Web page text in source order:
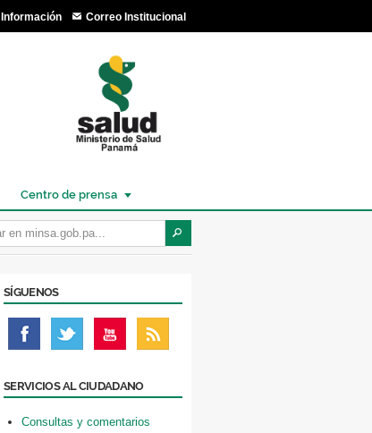
Correo Institucional
Centro de prensa
SÍGUENOS
SERVICIOS AL CIUDADANO
Consultas y comentarios